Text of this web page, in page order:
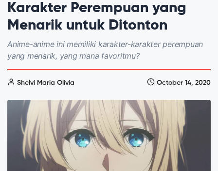
Karakter Perempuan yang
Menarik untuk Ditonton
Anime-anime ini memiliki karakter-karakter perempuan
yang menarik, yang mana favoritmu?
Shelvi Maria Olivia October 14, 2020